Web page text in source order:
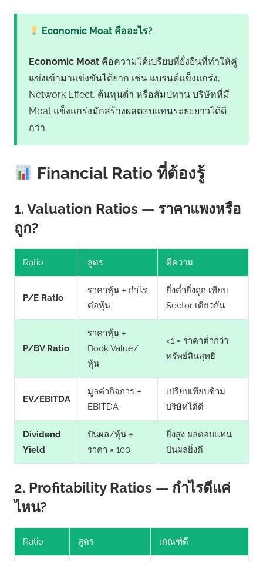
Economic Moat คืออะไร?
Economic Moat คือความได้เปรียบที่ยั่งยืนที่ทำให้คู่
แข่งเข้ามาแข่งขันได้ยาก เช่น แบรนด์แข็งแกร่ง,
Network Effect, ต้นทุนต่ำ หรือสัมปทาน บริษัทที่มี
Moat แข็งแกร่งมักสร้างผลตอบแทนระยะยาวได้ดี
กว่า
Financial Ratio ที่ต้องรู้
1. Valuation Ratios — ราคาแพงหรือ
ถูก?
Ratio สูตร ตีความ
P/E Ratio
ราคาหุ้น ÷ กำไร
ต่อหุ้น
ยิ่งต่ำยิ่งถูก เทียบ
Sector เดียวกัน
P/BV Ratio
ราคาหุ้น ÷
Book Value/
หุ้น
<1 = ราคาต่ำกว่า
ทรัพย์สินสุทธิ
EV/EBITDA
มูลค่ากิจการ ÷
EBITDA
เปรียบเทียบข้าม
บริษัทได้ดี
Dividend
Yield
ปันผล/หุ้น ÷
ราคา × 100
ยิ่งสูง ผลตอบแทน
ปันผลยิ่งดี
2. Profitability Ratios — กำไรดีแค่
ไหน?
Ratio สูตร เกณฑ์ดี